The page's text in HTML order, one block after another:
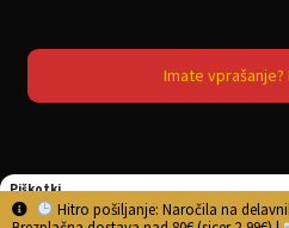
Piškotki
Hitro pošiljanje: Naročila na
Imate vprašanje?